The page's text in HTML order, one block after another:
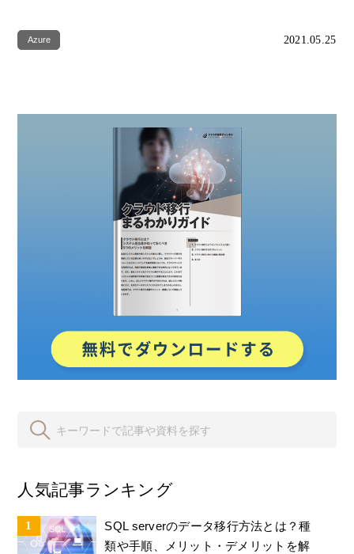
Azure 2021.05.25
人気記事ランキング
SQL serverのデータ移行方法とは？種
類や手順、メリット・デメリットを解